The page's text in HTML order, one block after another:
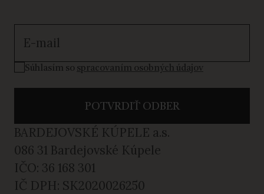
Súhlasím so spracovaním osobných údajov
Súhlasím so spracovaním osobných údajov
POTVRDIŤ ODBER
BARDEJOVSKÉ KÚPELE a.s.
086 31 Bardejovské Kúpele
IČO: 36 168 301
IČ DPH: SK2020026250